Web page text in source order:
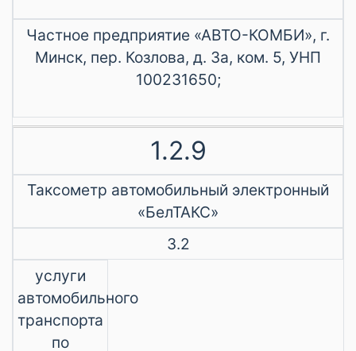
Частное предприятие «АВТО-КОМБИ», г.
Минск, пер. Козлова, д. 3а, ком. 5, УНП
100231650;
1.2.9
Таксометр автомобильный электронный
«БелТАКС»
3.2
услуги
автомобильного
транспорта
по